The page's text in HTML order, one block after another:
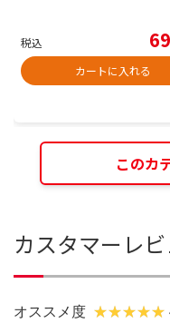
税込
カートに入れる
このカ
カスタマーレ
オススメ度